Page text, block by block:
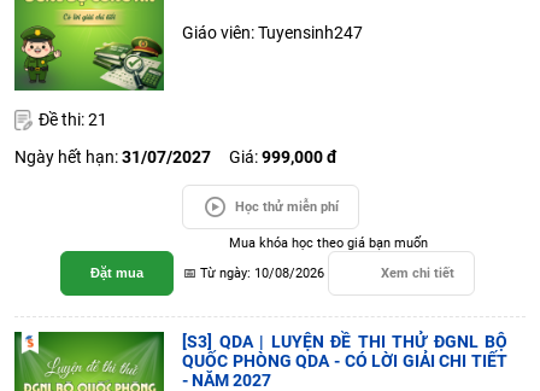
Giáo viên: Tuyensinh247
Đề thi: 21
Ngày hết hạn:31/07/2027 Giá:999,000 đ
Học thử miễn phí
Đặt mua
Mua khóa học theo giá bạn muốn
📅 Từ ngày: 10/08/2026
Xem chi tiết
[S3] QDA | LUYỆN ĐỀ THI THỬ ĐGNL BỘ
QUỐC PHÒNG QDA - CÓ LỜI GIẢI CHI TIẾT
- NĂM 2027